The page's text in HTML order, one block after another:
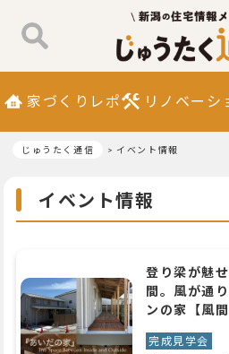
家づくりレポ リノベーシ
じゅうたく通信 イベント情報
イベント情報
登り梁が魅
間。風が通
ンの家【風
完成見学会